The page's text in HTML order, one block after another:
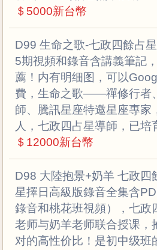
＄5000新台幣
D99 生命之歌-七政四餘占
5期視頻和錄音含講義筆記
薦！内有明细图，可以
費，生命之歌——禪修行者
師、騰訊星座特邀星座專家
人，七政四占星導師，已培
＄12000新台幣
D98 大陸抱景+奶羊 七政四
星擇日高級版錄音全集含
錄音和桃花班視頻），七政
老师与奶羊老师联合授课，
对的高性价比！是初中级班